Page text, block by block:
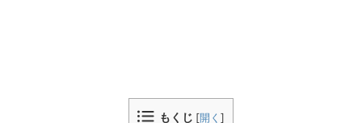
もくじ [開く ]